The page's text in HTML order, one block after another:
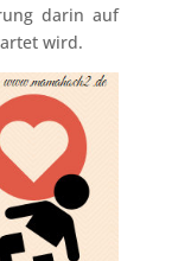
darin auf
wird.